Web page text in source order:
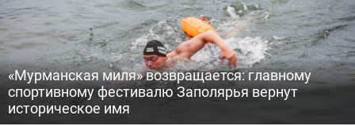
«Мурманская миля» возвращается: главному
спортивному фестивалю Заполярья вернут
историческое имя